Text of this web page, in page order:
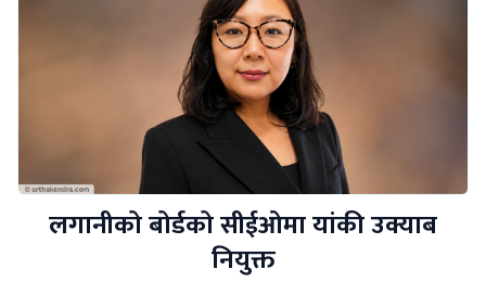
लगानीको बोर्डको सीईओमा यांकी उक्याब
नियुक्त